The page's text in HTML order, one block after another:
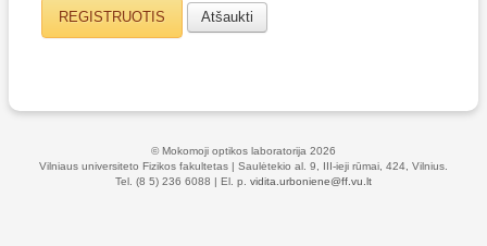
REGISTRUOTIS Atšaukti
© Mokomoji optikos laboratorija 2026
Vilniaus universiteto Fizikos fakultetas | Saulėtekio al. 9, III-ieji rūmai, 424, Vilnius.
Tel. (8 5) 236 6088 | El. p. vidita.urboniene@ff.vu.lt